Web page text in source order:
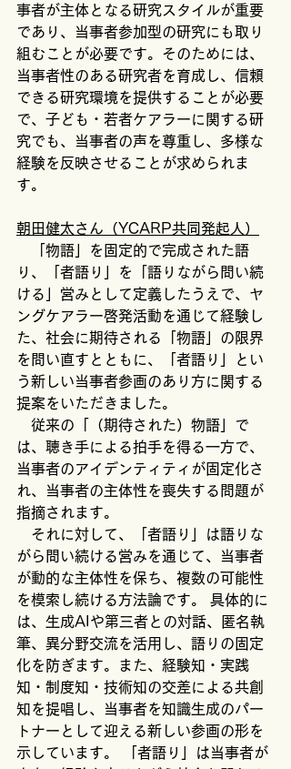
事者が主体となる研究スタイルが重要
であり、当事者参加型の研究にも取り
組むことが必要です。そのためには、
当事者性のある研究者を育成し、信頼
できる研究環境を提供することが必要
で、子ども・若者ケアラーに関する研
究でも、当事者の声を尊重し、多様な
経験を反映させることが求められま
す。
朝田健太さん（YCARP共同発起人）
「物語」を固定的で完成された語
り、「者語り」を「語りながら問い続
ける」営みとして定義したうえで、ヤ
ングケアラー啓発活動を通じて経験し
た、社会に期待される「物語」の限界
を問い直すとともに、「者語り」とい
う新しい当事者参画のあり方に関する
提案をいただきました。
従来の「（期待された）物語」で
は、聴き手による拍手を得る一方で、
当事者のアイデンティティが固定化さ
れ、当事者の主体性を喪失する問題が
指摘されます。
それに対して、「者語り」は語りな
がら問い続ける営みを通じて、当事者
が動的な主体性を保ち、複数の可能性
を模索し続ける方法論です。 ​具体的に
は、生成AIや第三者との対話、匿名執
筆、異分野交流を活用し、語りの固定
化を防ぎます。また、経験知・実践
知・制度知・技術知の交差による共創
知を提唱し、当事者を知識生成のパー
トナーとして迎える新しい参画の形を
示しています。 ​「者語り」は当事者が